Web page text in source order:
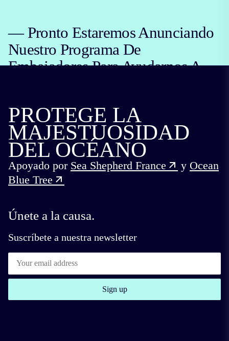
— Pronto Estaremos Anunciando
Nuestro Programa De
Embajadores Para Ayudarnos A
Te invitamos a preinscribirte y registrarte para
convertirte en uno de nuestros colaboradores
más cercanos a través de nuestra lista de
correo electrónico. Compartimos las últimas
noticias, promociones y nuevas formas de
interactuar con nosotros a través de estos
PROTEGE LA
MAJESTUOSIDAD
DEL OCÉANO
Apoyado por Sea Shepherd France y Ocean
Blue Tree
Únete a la causa.
Suscríbete a nuestra newsletter